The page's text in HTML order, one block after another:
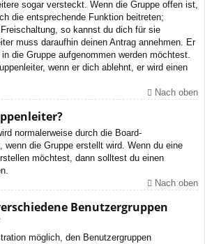
sogar versteckt. Wenn die Gruppe offen ist,
die entsprechende Funktion beitreten;
so kannst du dich für sie
muss daraufhin deinen Antrag annehmen. Er
die Gruppe aufgenommen werden möchtest.
wenn er dich ablehnt, er wird einen
Nach oben
normalerweise durch die Board-
wenn die Gruppe erstellt wird. Wenn du eine
möchtest, dann solltest du einen
Nach oben
Benutzergruppen
möglich, den Benutzergruppen